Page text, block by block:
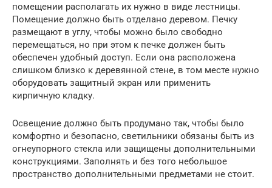
помещении располагать их нужно в виде лестницы.
Помещение должно быть отделано деревом. Печку
размещают в углу, чтобы можно было свободно
перемещаться, но при этом к печке должен быть
обеспечен удобный доступ. Если она расположена
слишком близко к деревянной стене, в том месте нужно
оборудовать защитный экран или применить
кирпичную кладку.
Освещение должно быть продумано так, чтобы было
комфортно и безопасно, светильники обязаны быть из
огнеупорного стекла или защищены дополнительными
конструкциями. Заполнять и без того небольшое
пространство дополнительными предметами не стоит.